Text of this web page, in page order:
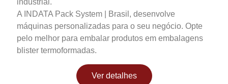
industrial.
A INDATA Pack System | Brasil, desenvolve
máquinas personalizadas para o seu negócio. Opte
pelo melhor para embalar produtos em embalagens
blister termoformadas.
Ver detalhes